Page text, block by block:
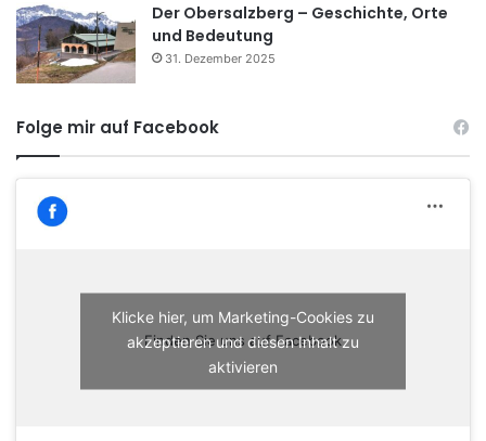
Der Obersalzberg – Geschichte, Orte
und Bedeutung
31. Dezember 2025
Folge mir auf Facebook
Finden Sie uns auf Facebook
Klicke hier, um Marketing-Cookies zu
akzeptieren und diesen Inhalt zu
aktivieren